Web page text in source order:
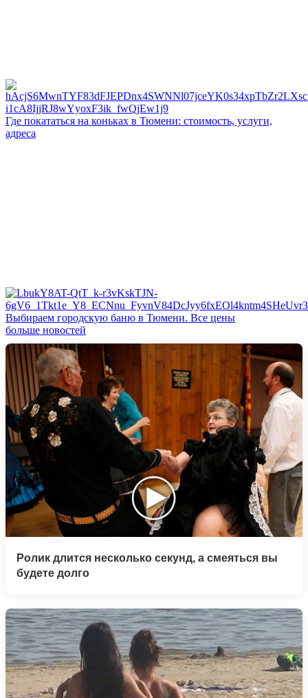
Где покататься на коньках в Тюмени: стоимость, услуги,
адреса
Выбираем городскую баню в Тюмени. Все цены
больше новостей
Ролик длится несколько секунд, а смеяться вы
будете долго